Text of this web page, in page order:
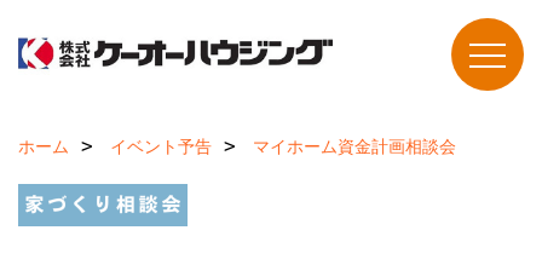
ホーム イベント予告 マイホーム資金計画相談会